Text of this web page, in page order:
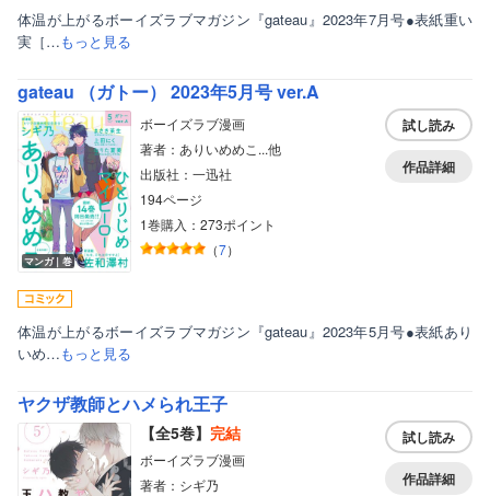
体温が上がるボーイズラブマガジン『gateau』2023年7月号●表紙重い
実［…もっと見る
gateau （ガトー） 2023年5月号 ver.A
マンガ｜巻
ボーイズラブ漫画
著者：ありいめめこ...他
出版社：一迅社
194ページ
1巻購入：273ポイント
（7）
試し読み
作品詳細
体温が上がるボーイズラブマガジン『gateau』2023年5月号●表紙あり
いめ…もっと見る
ヤクザ教師とハメられ王子
【全5巻】 完結
ボーイズラブ漫画
著者：シギ乃
試し読み
作品詳細